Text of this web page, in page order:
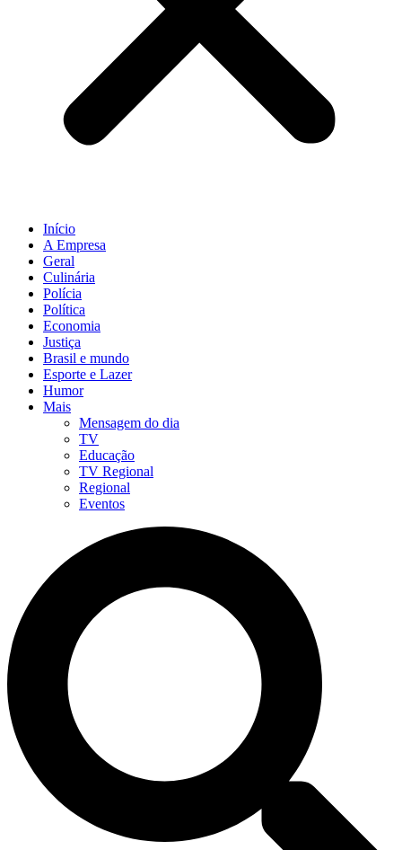
Início
A Empresa
Geral
Culinária
Polícia
Política
Economia
Justiça
Brasil e mundo
Esporte e Lazer
Humor
Mais
Mensagem do dia
TV
Educação
TV Regional
Regional
Eventos